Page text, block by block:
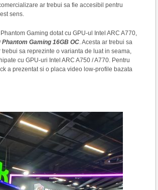
ar trebui sa fie accesibil pentru
sens.
Gaming dotat cu GPU-ul Intel ARC A770,
Gaming 16GB OC. Acesta ar trebui sa
sa reprezinte o varianta de luat in seama,
cu GPU-uri Intel ARC A750 / A770. Pentru
a prezentat si o placa video low-profile bazata